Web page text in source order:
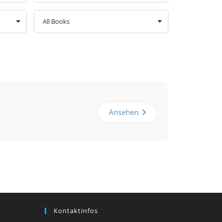
Ansehen
Kontaktinfos